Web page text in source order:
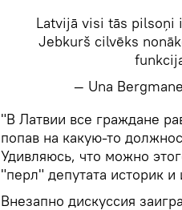
Latvijā visi tās pilsoņi
Jebkurš cilvēks
— Una
"В Латвии все граждане
попав на какую-то
Удивляюсь, что можно
"перл" депутата историк
Внезапно дискуссия